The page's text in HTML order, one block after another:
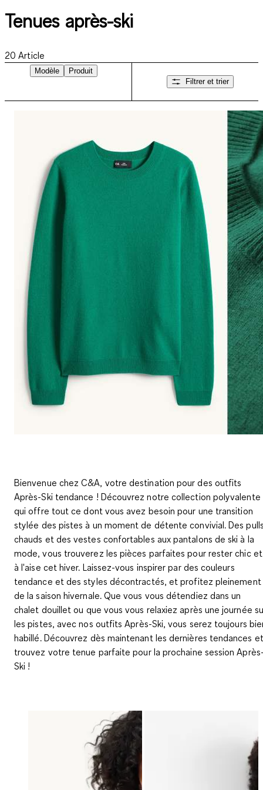
Tenues après-ski
20 Article
Modèle
Produit
Filtrer et trier
Bienvenue chez C&A, votre destination pour des outfits
Après-Ski tendance ! Découvrez notre collection polyvalente
qui offre tout ce dont vous avez besoin pour une transition
stylée des pistes à un moment de détente convivial. Des
chauds et des vestes confortables aux pantalons de ski à la
mode, vous trouverez les pièces parfaites pour rester chic et
à l'aise cet hiver. Laissez-vous inspirer par des couleurs
tendance et des styles décontractés, et profitez pleinement
de la saison hivernale. Que vous vous détendiez dans un
chalet douillet ou que vous vous relaxiez après une journée
les pistes, avec nos outfits Après-Ski, vous serez toujours
habillé. Découvrez dès maintenant les dernières tendances et
trouvez votre tenue parfaite pour la prochaine session
Ski !